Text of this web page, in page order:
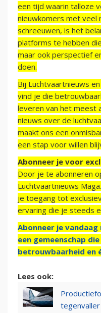
een tijd waarin talloze
nieuwkomers met veel
schreeuwen, is het
platforms te hebben
maar ook perspectief
doen.
Bij Luchtvaartnieuws
vind je die
leveren van het meest
nieuws over de
maakt ons een
een stap voor willen
Abonneer je voor
Door je te abonneren
Luchtvaartnieuws
je toegang tot
ervaring die je steeds
Abonneer je
een gemeenschap
betrouwbaarheid en
Lees ook: